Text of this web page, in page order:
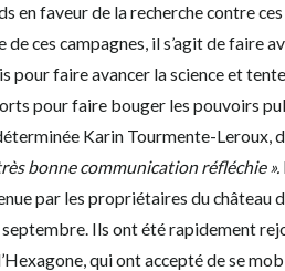
en faveur de la recherche contre
de ces campagnes, il s’agit de faire
pour faire avancer la science et
pour faire bouger les pouvoirs
Karin Tourmente-Leroux,
bonne communication réfléchie ».
par les propriétaires du château
Ils ont été rapidement
qui ont accepté de se